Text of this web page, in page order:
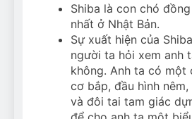
Shiba là con chó
nhất ở Nhật Bản.
Sự xuất hiện của
người ta hỏi xem anh
không. Anh ta có một
cơ bắp, đầu hình
và đôi tai tam giác